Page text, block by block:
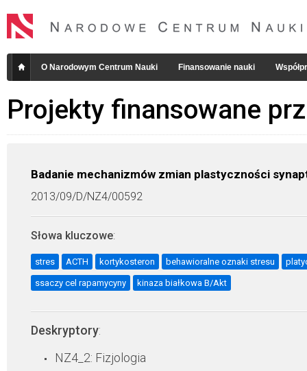
O Narodowym Centrum Nauki Finansowanie nauki
Projekty finansowane
Badanie mechanizmów zmian plastyczności
2013/09/D/NZ4/00592
Słowa kluczowe:
stres ACTH kortykosteron behawioralne oznaki stresu
ssaczy cel rapamycyny kinaza białkowa B/Akt
Deskryptory:
NZ4_2: Fizjologia